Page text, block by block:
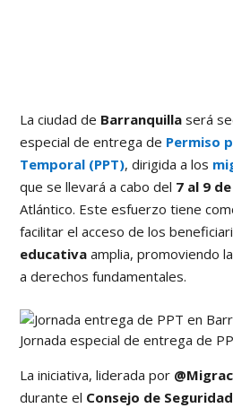
La ciudad de Barranquilla será
especial de entrega de Permiso
Temporal (PPT), dirigida a los
que se llevará a cabo del 7 al 9
Atlántico. Este esfuerzo tiene
facilitar el acceso de los
educativa amplia, promoviendo
a derechos fundamentales.
Jornada especial de entrega de
La iniciativa, liderada por
durante el Consejo de